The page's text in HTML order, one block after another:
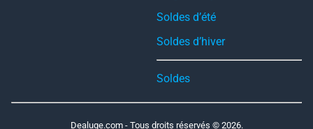
Soldes d’été
Soldes d’hiver
Soldes
Dealuge.com - Tous droits réservés © 2026.